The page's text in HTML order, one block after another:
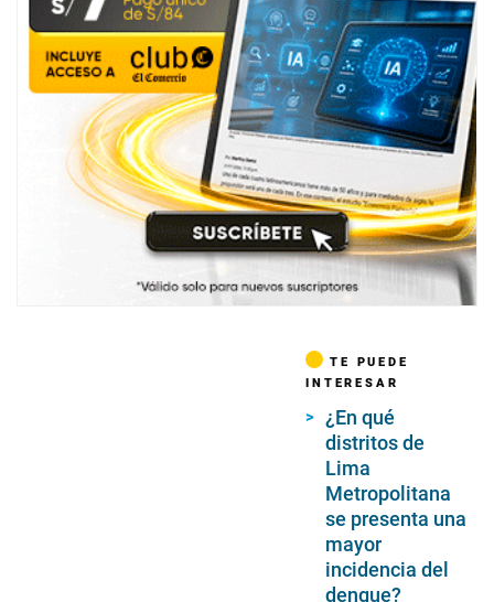
TE PUEDE
INTERESAR
¿En qué
distritos de
Lima
Metropolitana
se presenta una
mayor
incidencia del
dengue?